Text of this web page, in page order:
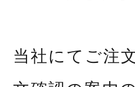
当社にてご注